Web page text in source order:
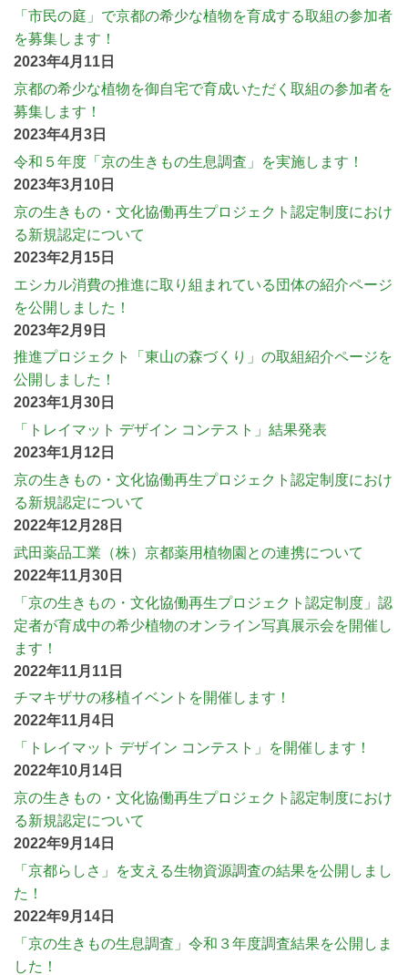
「市民の庭」で京都の希少な植物を育成する取組の参加者
を募集します！
2023年4月11日
京都の希少な植物を御自宅で育成いただく取組の参加者を
募集します！
2023年4月3日
令和５年度「京の生きもの生息調査」を実施します！
2023年3月10日
京の生きもの・文化協働再生プロジェクト認定制度におけ
る新規認定について
2023年2月15日
エシカル消費の推進に取り組まれている団体の紹介ページ
を公開しました！
2023年2月9日
推進プロジェクト「東山の森づくり」の取組紹介ページを
公開しました！
2023年1月30日
「トレイマット デザイン コンテスト」結果発表
2023年1月12日
京の生きもの・文化協働再生プロジェクト認定制度におけ
る新規認定について
2022年12月28日
武田薬品工業（株）京都薬用植物園との連携について
2022年11月30日
「京の生きもの・文化協働再生プロジェクト認定制度」認
定者が育成中の希少植物のオンライン写真展示会を開催し
ます！
2022年11月11日
チマキザサの移植イベントを開催します！
2022年11月4日
「トレイマット デザイン コンテスト」を開催します！
2022年10月14日
京の生きもの・文化協働再生プロジェクト認定制度におけ
る新規認定について
2022年9月14日
「京都らしさ」を支える生物資源調査の結果を公開しまし
た！
2022年9月14日
「京の生きもの生息調査」令和３年度調査結果を公開しま
した！